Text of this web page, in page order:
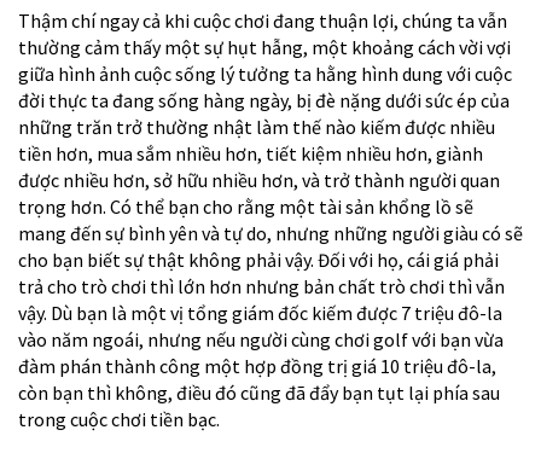
Thậm chí ngay cả khi cuộc chơi đang thuận lợi, chúng ta vẫn
thường cảm thấy một sự hụt hẫng, một khoảng cách vời vợi
giữa hình ảnh cuộc sống lý tưởng ta hằng hình dung với cuộc
đời thực ta đang sống hàng ngày, bị đè nặng dưới sức ép của
những trăn trở thường nhật làm thế nào kiếm được nhiều
tiền hơn, mua sắm nhiều hơn, tiết kiệm nhiều hơn, giành
được nhiều hơn, sở hữu nhiều hơn, và trở thành người quan
trọng hơn. Có thể bạn cho rằng một tài sản khổng lồ sẽ
mang đến sự bình yên và tự do, nhưng những người giàu có sẽ
cho bạn biết sự thật không phải vậy. Đối với họ, cái giá phải
trả cho trò chơi thì lớn hơn nhưng bản chất trò chơi thì vẫn
vậy. Dù bạn là một vị tổng giám đốc kiếm được 7 triệu đô-la
vào năm ngoái, nhưng nếu người cùng chơi golf với bạn vừa
đàm phán thành công một hợp đồng trị giá 10 triệu đô-la,
còn bạn thì không, điều đó cũng đã đẩy bạn tụt lại phía sau
trong cuộc chơi tiền bạc.